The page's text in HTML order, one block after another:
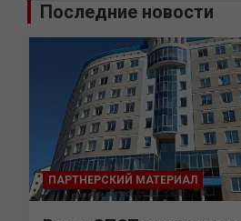
Последние новости
ПАРТНЕРСКИЙ МАТЕРИАЛ